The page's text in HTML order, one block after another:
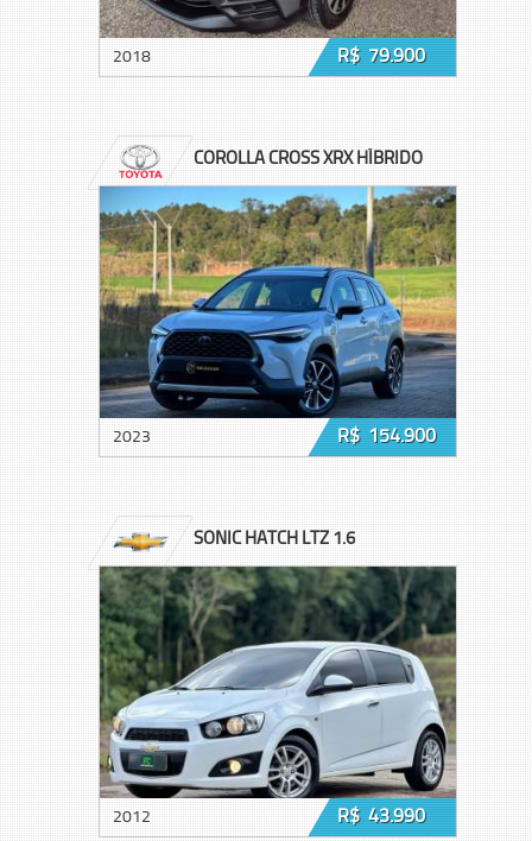
2018 R$ 79.900
COROLLA CROSS XRX HÍBRIDO
2023 R$ 154.900
SONIC HATCH LTZ 1.6
2012 R$ 43.990